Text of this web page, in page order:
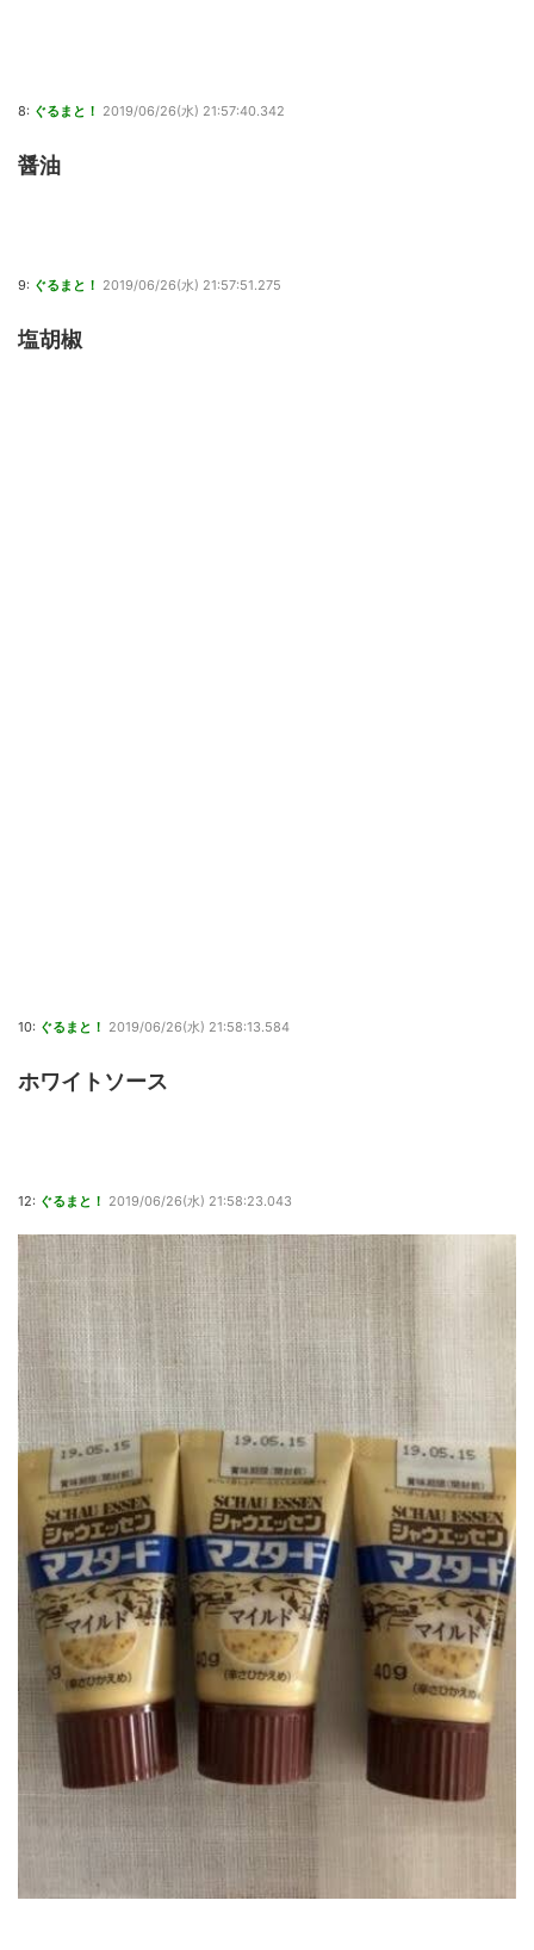
8: ぐるまと！ 2019/06/26(水) 21:57:40.342
醤油
9: ぐるまと！ 2019/06/26(水) 21:57:51.275
塩胡椒
10: ぐるまと！ 2019/06/26(水) 21:58:13.584
ホワイトソース
12: ぐるまと！ 2019/06/26(水) 21:58:23.043